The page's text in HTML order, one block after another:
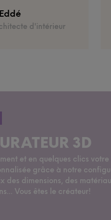
française.
l'équipe a été
d'intérieur
3D
et en quelques clics
grâce à notre
des dimensions, des
Vous êtes le créateur!